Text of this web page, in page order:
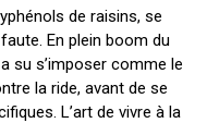
de raisins, se
En plein boom du
su s’imposer comme le
la ride, avant de se
L’art de vivre à la